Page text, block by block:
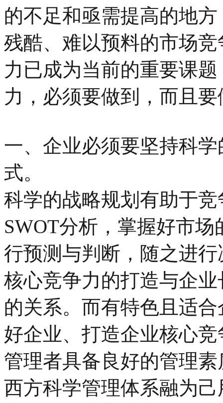
的不足和亟需提高的地
残酷、难以预料的市场
力已成为当前的重要课
力，必须要做到，而且
一、企业必须要坚持科
式。
科学的战略规划有助于
SWOT分析，掌握好市
行预测与判断，随之进
核心竞争力的打造与企
的关系。而有特色且适
好企业、打造企业核心
管理者具备良好的管理
西方科学管理体系融为